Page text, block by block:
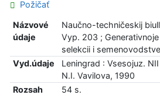
Požičať
Názvové
údaje
Naučno-techničeskij
Vyp. 203 ;
selekcii i
Vyd.údaje
Leningrad : Vsesojuz.
N.I. Vavilova, 1990
Rozsah
54 s.